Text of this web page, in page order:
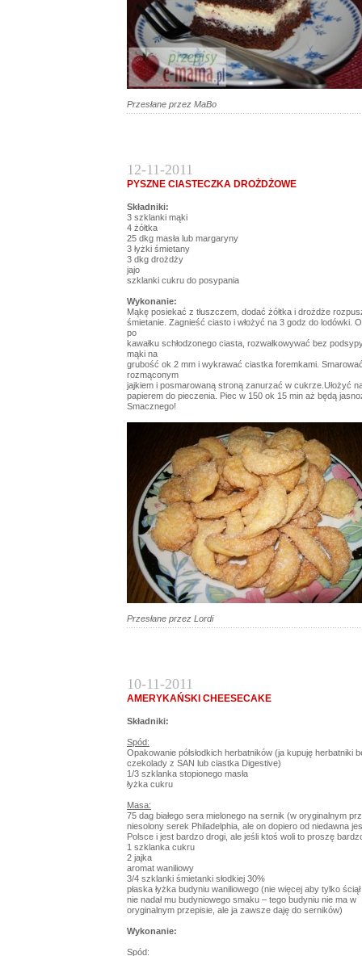
Przesłane przez MaBo
12-11-2011
PYSZNE CIASTECZKA DROŻDŻOWE
Składniki:
3 szklanki mąki
4 żółtka
25 dkg masła lub margaryny
3 łyżki śmietany
3 dkg drożdży
jajo
szklanki cukru do posypania
Wykonanie:
Mąkę posiekać z tłuszczem, dodać żółtka i drożdże
śmietanie. Zagnieść ciasto i włożyć na 3 godz do lodówki.
po
kawałku schłodzonego ciasta, rozwałkowywać bez
mąki na
grubość ok 2 mm i wykrawać ciastka foremkami.
rozmąconym
jajkiem i posmarowaną stroną zanurzać w cukrze.Ułożyć
papierem do pieczenia. Piec w 150 ok 15 min aż będą
Smacznego!
Przesłane przez Lordi
10-11-2011
AMERYKAŃSKI CHEESECAKE
Składniki:
Spód:
Opakowanie półsłodkich herbatników (ja kupuję herbatniki
czekolady z SAN lub ciastka Digestive)
1/3 szklanka stopionego masła
łyżka cukru
Masa:
75 dag białego sera mielonego na sernik (w oryginalnym
niesolony serek Philadelphia, ale on dopiero od niedawna
Polsce i jest bardzo drogi, ale jeśli ktoś woli to proszę
1 szklanka cukru
2 jajka
aromat waniliowy
3/4 szklanki śmietanki słodkiej 30%
płaska łyżka budyniu waniliowego (nie więcej aby tylko
nie nadał mu budyniowego smaku – tego budyniu nie ma w
oryginalnym przepisie, ale ja zawsze daję do serników)
Wykonanie:
Spód: